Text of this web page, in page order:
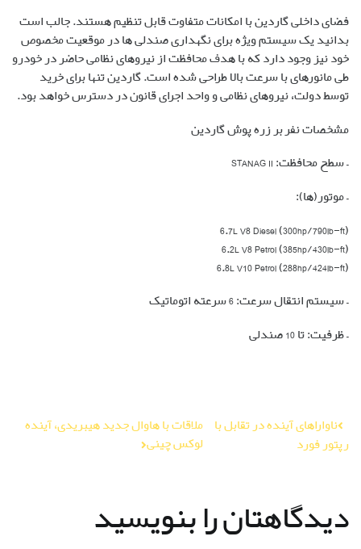
فضای داخلی گاردین با امکانات متفاوت قابل تنظیم هستند. جالب است
بدانید یک سیستم ویژه برای نگهداری صندلی ها در موقعیت مخصوص
خود نیز وجود دارد که با هدف محافظت از نیروهای نظامی حاضر در خودرو
طی مانورهای با سرعت بالا طراحی شده است. گاردین تنها برای خرید
توسط دولت، نیروهای نظامی و واحد اجرای قانون در دسترس خواهد بود.
مشخصات نفربر زره پوش گاردین
– سطح محافظت: STANAG II
– موتور(ها):
6.7L V8 Diesel (300hp/790lb-ft)
6.2L V8 Petrol (385hp/430lb-ft)
6.8L V10 Petrol (288hp/424lb-ft)
– سیستم انتقال سرعت: 6 سرعته اتوماتیک
– ظرفیت: تا 10 صندلی
راهبری
نوشته
ناواراهای آینده در تقابل با
رپتور فورد
ملاقات با هاوال جدید هیبریدی، آینده
لوکس چینی
دیدگاهتان را بنویسید